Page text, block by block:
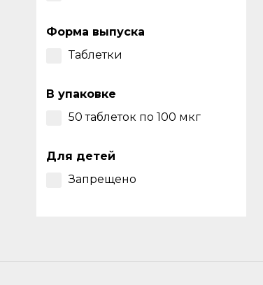
Форма выпуска
Таблетки
В упаковке
50 таблеток по 100 мкг
Для детей
Запрещено